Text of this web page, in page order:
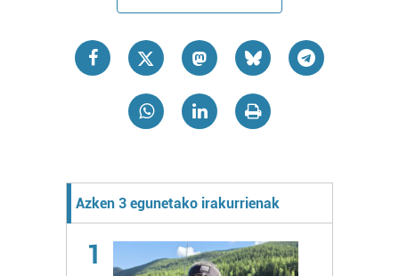
Azken 3 egunetako irakurrienak
1